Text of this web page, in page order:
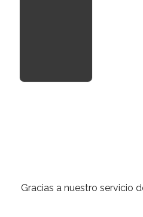
Gracias a nuestro servicio